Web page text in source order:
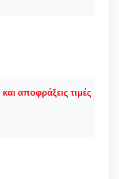
αποφράξεις τιμές